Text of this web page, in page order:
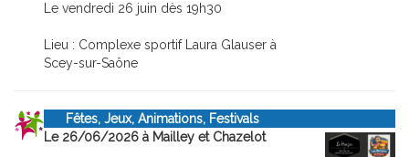
Le vendredi 26 juin dès 19h30
Lieu : Complexe sportif Laura Glauser à
Scey-sur-Saône
Fêtes, Jeux, Animations, Festivals
Le 26/06/2026 à Mailley et Chazelot